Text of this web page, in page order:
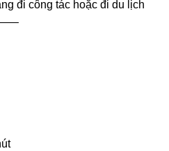
đi công tác hoặc đi du lịch